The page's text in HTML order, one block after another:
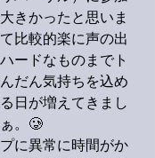
きかったと思いま
比較的楽に声の出
ードなものまでト
だん気持ちを込め
日が増えてきまし
。🥲
に異常に時間がか